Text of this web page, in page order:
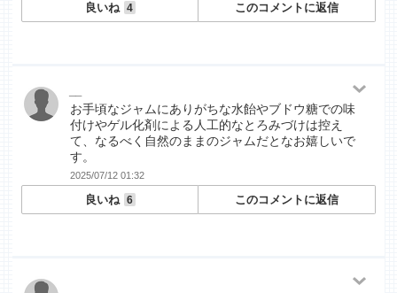
良いね 4 このコメントに返信
お手頃なジャムにありがちな水飴やブドウ糖での味
付けやゲル化剤による人工的なとろみづけは控え
て、なるべく自然のままのジャムだとなお嬉しいで
す。
2025/07/12 01:32
良いね 6 このコメントに返信